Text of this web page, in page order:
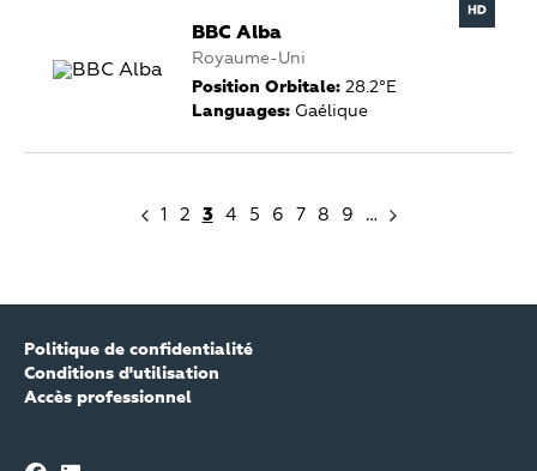
BBC Alba
Royaume-Uni
Position Orbitale: 28.2°E
Languages: Gaélique
1 2 3 4 5 6 7 8 9 …
Politique de confidentialité
Conditions d'utilisation
Accès professionnel